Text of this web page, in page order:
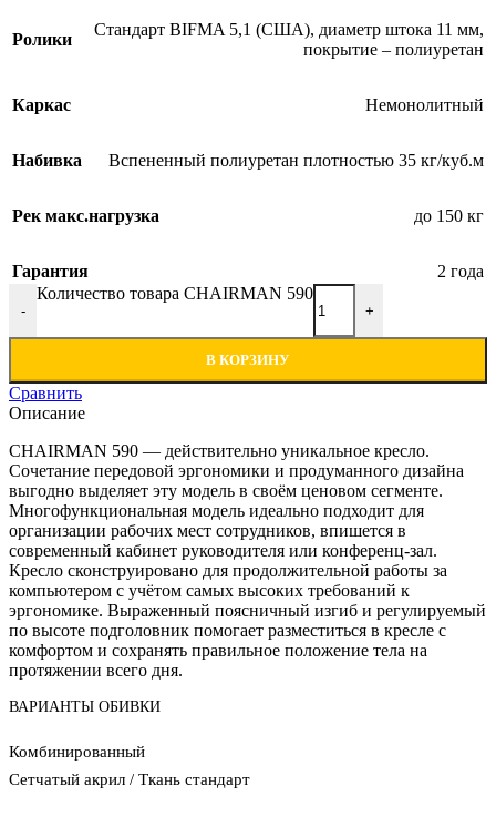
Ролики
Стандарт BIFMA 5,1 (США), диаметр штока 11 мм,
покрытие – полиуретан
Каркас Немонолитный
Набивка Вспененный полиуретан плотностью 35 кг/куб.м
Рек макс.нагрузка до 150 кг
Гарантия 2 года
-
Количество товара CHAIRMAN 590
+
В КОРЗИНУ
Сравнить
Описание
CHAIRMAN 590 — действительно уникальное кресло.
Сочетание передовой эргономики и продуманного дизайна
выгодно выделяет эту модель в своём ценовом сегменте.
Многофункциональная модель идеально подходит для
организации рабочих мест сотрудников, впишется в
современный кабинет руководителя или конференц-зал.
Кресло сконструировано для продолжительной работы за
компьютером с учётом самых высоких требований к
эргономике. Выраженный поясничный изгиб и регулируемый
по высоте подголовник помогает разместиться в кресле с
комфортом и сохранять правильное положение тела на
протяжении всего дня.
ВАРИАНТЫ ОБИВКИ
Комбинированный
Сетчатый акрил / Ткань стандарт